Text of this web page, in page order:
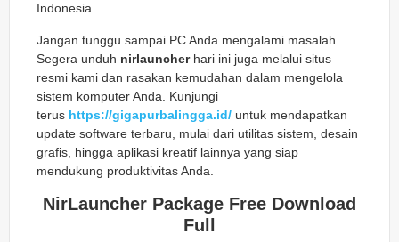
Indonesia.
Jangan tunggu sampai PC Anda mengalami masalah.
Segera unduh nirlauncherhari ini juga melalui situs
resmi kami dan rasakan kemudahan dalam mengelola
sistem komputer Anda. Kunjungi
terus https://gigapurbalingga.id/ untuk mendapatkan
update software terbaru, mulai dari utilitas sistem, desain
grafis, hingga aplikasi kreatif lainnya yang siap
mendukung produktivitas Anda.
NirLauncher Package Free Download
Full